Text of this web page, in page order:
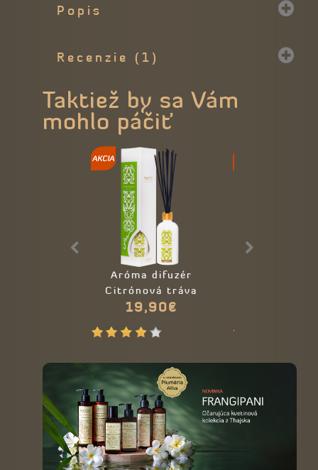
Popis
Recenzie (1)
Taktiež by sa Vám
mohlo páčiť
Aróma difuzér
Citrónová tráva
19,90€